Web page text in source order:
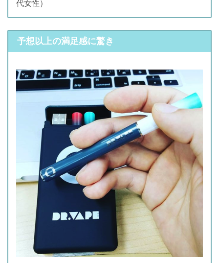
代女性）
予想以上の満足感に驚き